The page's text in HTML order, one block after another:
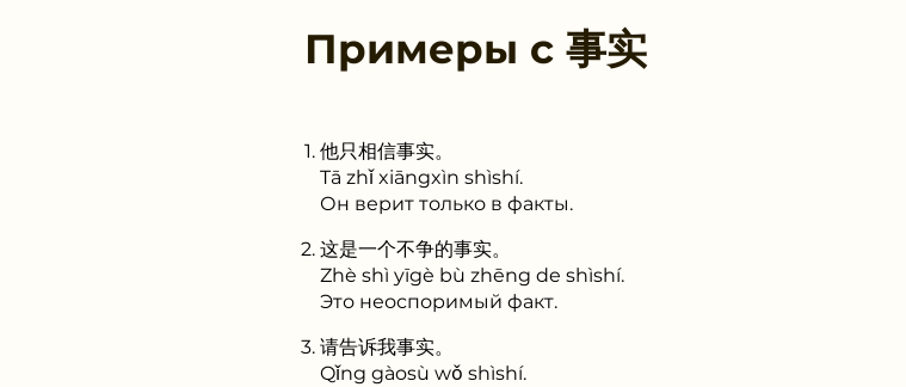
Примеры с 事实
他只相信事实。
Tā zhǐ xiāngxìn shìshí.
Он верит только в факты.
这是一个不争的事实。
Zhè shì yīgè bù zhēng de shìshí.
Это неоспоримый факт.
请告诉我事实。
Qǐng gàosù wǒ shìshí.